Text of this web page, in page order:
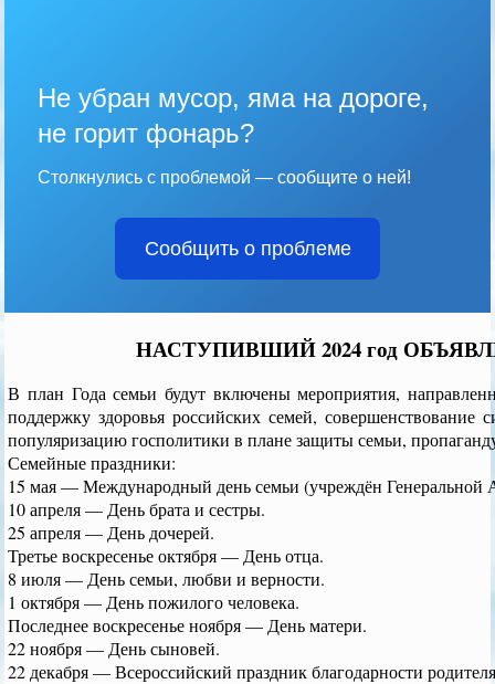
Не убран мусор, яма на дороге,
не горит фонарь?
Столкнулись с проблемой — сообщите о ней!
Сообщить о проблеме
НАСТУПИВШИЙ 2024 год
В план Года семьи будут включены мероприятия,
поддержку здоровья российских семей, совершенствование
популяризацию госполитики в плане защиты семьи,
Семейные праздники:
15 мая — Международный день семьи (учреждён Генеральной
10 апреля — День брата и сестры.
25 апреля — День дочерей.
Третье воскресенье октября — День отца.
8 июля — День семьи, любви и верности.
1 октября — День пожилого человека.
Последнее воскресенье ноября — День матери.
22 ноября — День сыновей.
22 декабря — Всероссийский праздник благодарности